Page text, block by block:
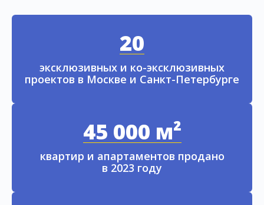
20
эксклюзивных и ко-эксклюзивных
проектов в Москве и Санкт-Петербурге
45 000 м²
квартир и апартаментов продано
в 2023 году